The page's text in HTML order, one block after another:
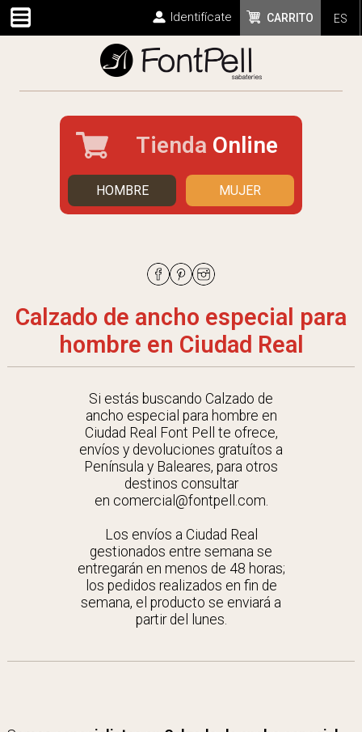
ES
CARRITO
Identifícate
Tienda Online
HOMBRE MUJER
Calzado de ancho especial para
hombre en Ciudad Real
Si estás buscando Calzado de
ancho especial para hombre en
Ciudad Real Font Pell te ofrece,
envíos y devoluciones gratuítos a
Península y Baleares, para otros
destinos consultar
en comercial@fontpell.com.
Los envíos a Ciudad Real
gestionados entre semana se
entregarán en menos de 48 horas;
los pedidos realizados en fin de
semana, el producto se enviará a
partir del lunes.